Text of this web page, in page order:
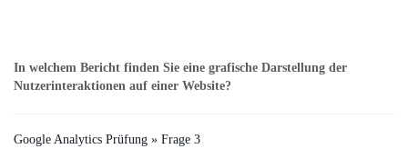
In welchem Bericht finden Sie eine grafische Darstellung der
Nutzerinteraktionen auf einer Website?
Google Analytics Prüfung » Frage 3